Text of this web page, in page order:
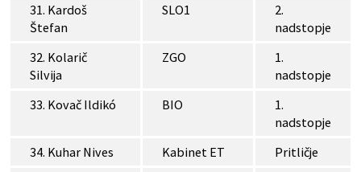
31. Kardoš
Štefan
SLO1
2.
nadstopje
32. Kolarič
Silvija
ZGO
1.
nadstopje
33. Kovač Ildikó
BIO
1.
nadstopje
34. Kuhar Nives
Kabinet ET
Pritličje